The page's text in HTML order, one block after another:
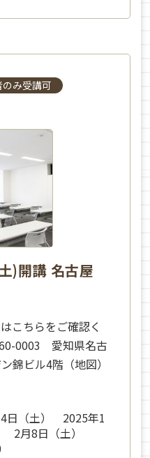
み受講可
)開講 名古屋
こちらをご確認く
0003 愛知県名古
錦ビル4階（地図）
日（土） 2025年1
2月8日（土）